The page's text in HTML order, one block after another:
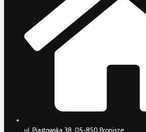
ul. Piastowska 38, 05-850 Bronisze